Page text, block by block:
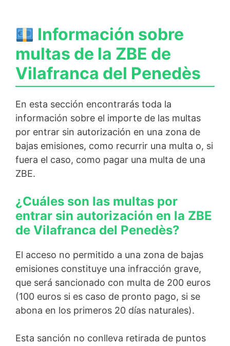
Información sobre
multas de la ZBE de
Vilafranca del Penedès
En esta sección encontrarás toda la
información sobre el importe de las multas
por entrar sin autorización en una zona de
bajas emisiones, como recurrir una multa o, si
fuera el caso, como pagar una multa de una
ZBE.
¿Cuáles son las multas por
entrar sin autorización en la ZBE
de Vilafranca del Penedès?
El acceso no permitido a una zona de bajas
emisiones constituye una infracción grave,
que será sancionado con multa de 200 euros
(100 euros si es caso de pronto pago, si se
abona en los primeros 20 días naturales).
Esta sanción no conlleva retirada de puntos